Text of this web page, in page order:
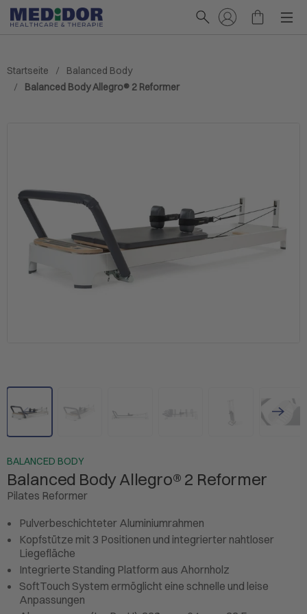
Startseite
Balanced Body
Balanced Body Allegro® 2 Reformer
BALANCED BODY
Balanced Body Allegro® 2 Reformer
Pilates Reformer
Pulverbeschichteter Aluminiumrahmen
Kopfstütze mit 3 Positionen und integrierter nahtloser
Liegefläche
Integrierte Standing Platform aus Ahornholz
SoftTouch System ermöglicht eine schnelle und leise
Anpassungen